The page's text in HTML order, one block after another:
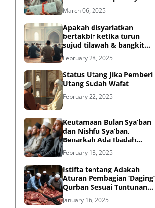
Tidak Halal
March 06, 2025
Apakah disyariatkan
bertakbir ketika turun
sujud tilawah & bangkit
dari sujud tilawah yang
dilakukan dalam shalat?
February 28, 2025
Status Utang Jika Pemberi
Utang Sudah Wafat
February 22, 2025
Keutamaan Bulan Sya’ban
dan Nishfu Sya’ban,
Benarkah Ada Ibadah
Khusus?
February 18, 2025
Istifta tentang Adakah
Aturan Pembagian ‘Daging’
Qurban Sesuai Tuntunan
Rasulullah?
January 16, 2025